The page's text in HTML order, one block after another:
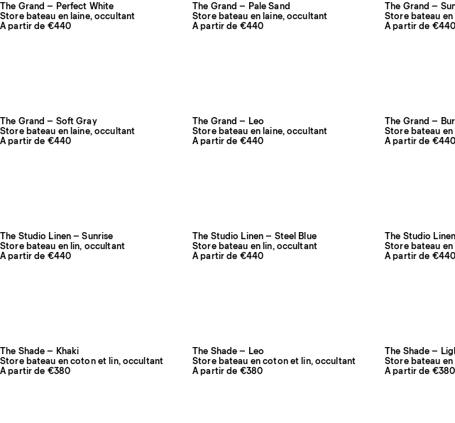
The Grand – Perfect White
Store bateau en laine, occultant
À partir de €440
The Grand – Pale Sand
Store bateau en laine, occultant
À partir de €440
The Grand –
Store bateau
À partir de €440
The Grand – Soft Gray
Store bateau en laine, occultant
À partir de €440
The Grand – Leo
Store bateau en laine, occultant
À partir de €440
The Grand –
Store bateau
À partir de €440
The Studio Linen – Sunrise
Store bateau en lin, occultant
À partir de €440
The Studio Linen – Steel Blue
Store bateau en lin, occultant
À partir de €440
The Studio
Store bateau
À partir de €440
The Shade – Khaki
Store bateau en coton et lin, occultant
À partir de €380
The Shade – Leo
Store bateau en coton et lin, occultant
À partir de €380
The Shade –
Store bateau
À partir de €380